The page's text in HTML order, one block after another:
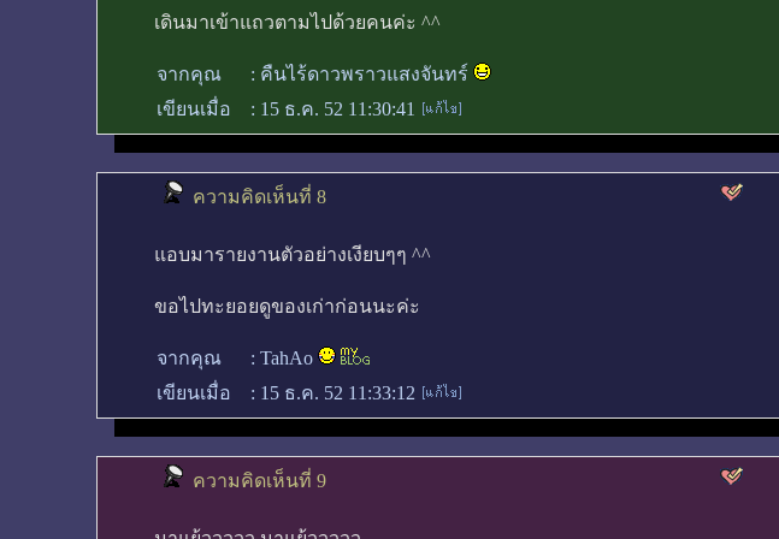
เดินมาเข้าแถวตามไปด้วยคนค่ะ ^^
จากคุณ : คืนไร้ดาวพราวแสงจันทร์
เขียนเมื่อ
: 15 ธ.ค. 52 11:30:41
ความคิดเห็นที่ 8
แอบมารายงานตัวอย่างเงียบๆๆ ^^
ขอไปทะยอยดูของเก่าก่อนนะค่ะ
จากคุณ : TahAo
เขียนเมื่อ
: 15 ธ.ค. 52 11:33:12
ความคิดเห็นที่ 9